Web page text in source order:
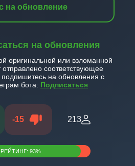
на обновление
на обновления
оригинальной или взломанной
соответствующее
на обновления с
бота: Подписаться
-15 213
РЕЙТИНГ: 93%